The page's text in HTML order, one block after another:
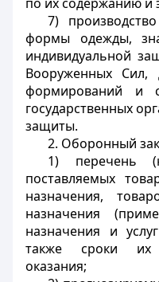
7)
формы одежды,
индивидуальной
Вооруженных Сил,
формирований и
государственных
защиты.
2. Оборонный
1) перечень
поставляемых
назначения,
назначения
назначения и
также сроки их
оказания;